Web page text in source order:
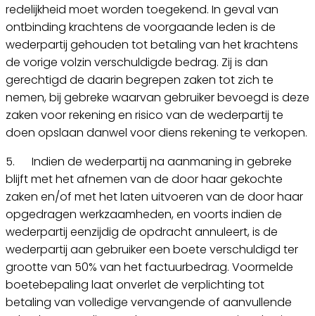
redelijkheid moet worden toegekend. In geval van
ontbinding krachtens de voorgaande leden is de
wederpartij gehouden tot betaling van het krachtens
de vorige volzin verschuldigde bedrag. Zij is dan
gerechtigd de daarin begrepen zaken tot zich te
nemen, bij gebreke waarvan gebruiker bevoegd is deze
zaken voor rekening en risico van de wederpartij te
doen opslaan danwel voor diens rekening te verkopen.
5. Indien de wederpartij na aanmaning in gebreke
blijft met het afnemen van de door haar gekochte
zaken en/of met het laten uitvoeren van de door haar
opgedragen werkzaamheden, en voorts indien de
wederpartij eenzijdig de opdracht annuleert, is de
wederpartij aan gebruiker een boete verschuldigd ter
grootte van 50% van het factuurbedrag. Voormelde
boetebepaling laat onverlet de verplichting tot
betaling van volledige vervangende of aanvullende